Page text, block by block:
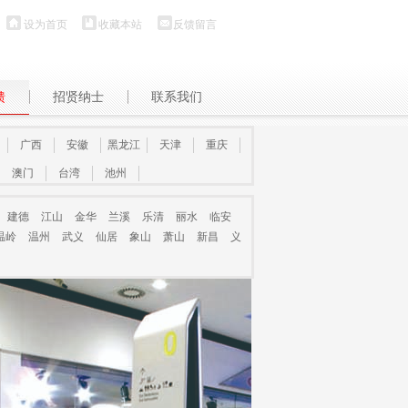
设为首页 收藏本站 反馈留言
招贤纳士 联系我们
广西 安徽 黑龙江 天津 重庆
澳门 台湾 池州
建德 江山 金华 兰溪 乐清 丽水
临安
岭
温州 武义 仙居 象山 萧山 新昌 义